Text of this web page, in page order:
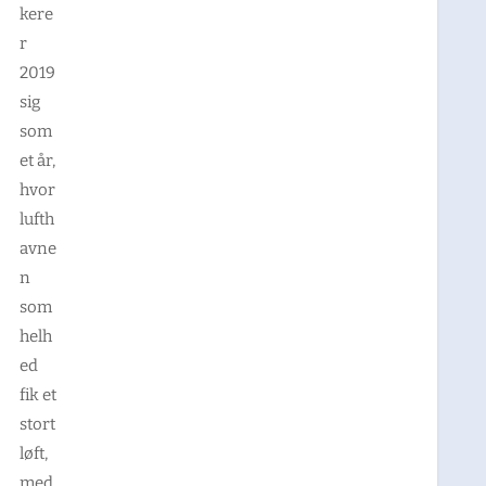
kere
r
2019
sig
som
et år,
hvor
lufth
avne
n
som
helh
ed
fik et
stort
løft,